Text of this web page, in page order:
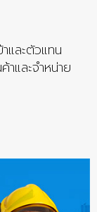
และตัวแทน
และจำหน่าย